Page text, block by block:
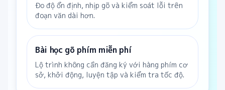
Đo độ ổn định, nhịp gõ và kiểm soát lỗi trên
đoạn văn dài hơn.
Bài học gõ phím miễn phí
Lộ trình không cần đăng ký với hàng phím cơ
sở, khởi động, luyện tập và kiểm tra tốc độ.